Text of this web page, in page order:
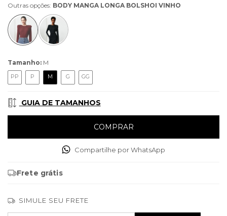
Outras opções: BODY MANGA LONGA BOLSHOI VINHO
Tamanho: M
PP P M G GG
GUIA DE TAMANHOS
Compartilhe por WhatsApp
Frete grátis
SIMULE SEU FRETE
Entregas para o CEP:
ALTERAR CEP